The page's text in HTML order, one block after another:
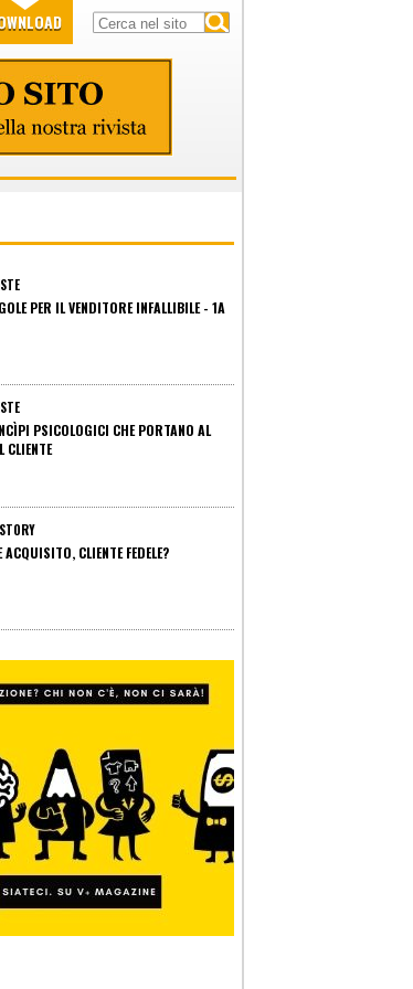
PER IL VENDITORE INFALLIBILE - 1A
PSICOLOGICI CHE PORTANO AL
CLIENTE
ACQUISITO, CLIENTE FEDELE?